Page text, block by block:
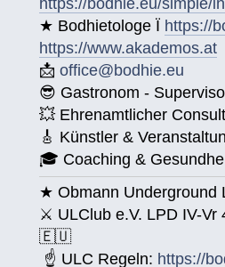
https://bodhie.eu/simple/
★ Bodhietologe Ï https://
https://www.akademos.at
📩office@bodhie.eu
😎 Gastronom -
💥 Ehrenamtlicher
🎸 Künstler &
🎓 Coaching &
★ Obmann Underground
⚔ ULClub e.V. LPD IV-
🇪🇺
☝ ULC Regeln: https://